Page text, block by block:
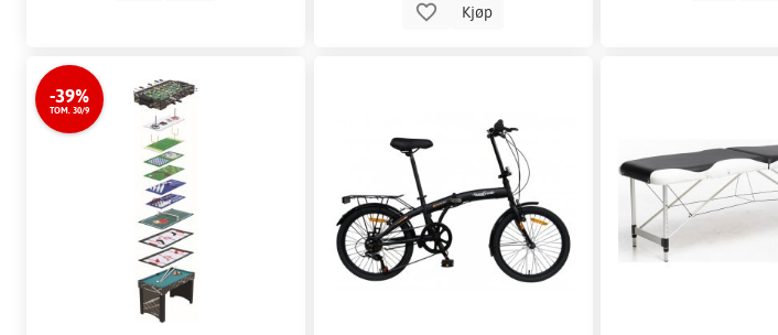
Kjøp
-39%
TOM. 30/9